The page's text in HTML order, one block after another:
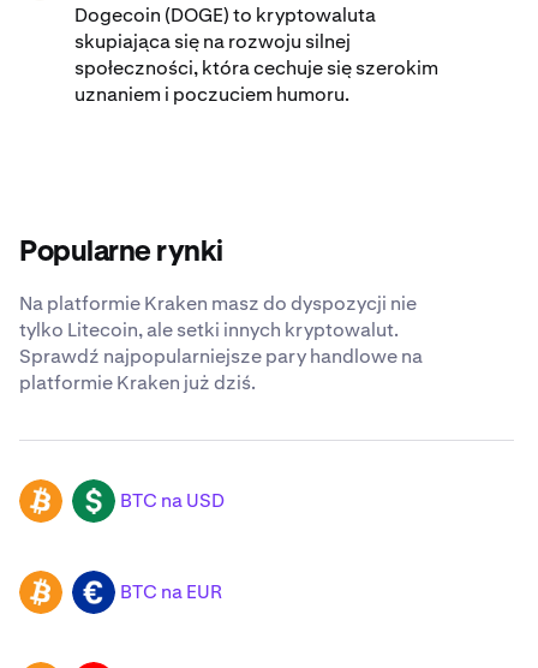
Dogecoin (DOGE) to kryptowaluta
skupiająca się na rozwoju silnej
społeczności, która cechuje się szerokim
uznaniem i poczuciem humoru.
Popularne rynki
Na platformie Kraken masz do dyspozycji nie
tylko Litecoin, ale setki innych kryptowalut.
Sprawdź najpopularniejsze pary handlowe na
platformie Kraken już dziś.
BTC USD BTC na USD
BTC EUR BTC na EUR